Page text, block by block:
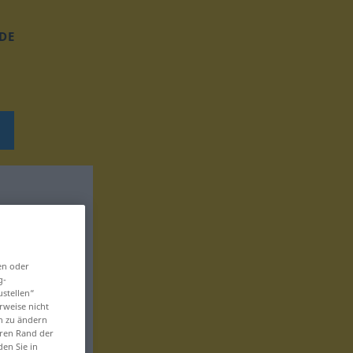
DE
oder
nicht
zu ändern
Rand der
Sie in